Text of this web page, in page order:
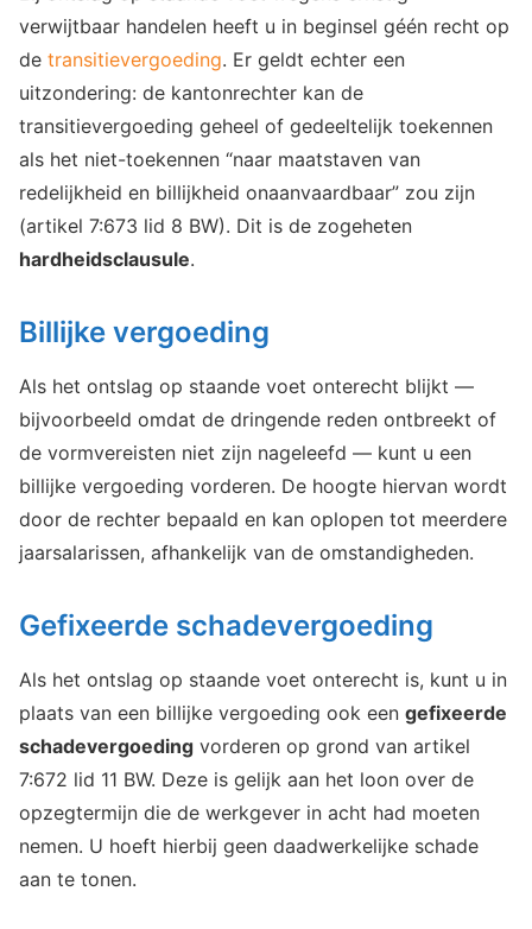
verwijtbaar handelen heeft u in beginsel géén recht op
de transitievergoeding. Er geldt echter een
uitzondering: de kantonrechter kan de
transitievergoeding geheel of gedeeltelijk toekennen
als het niet-toekennen “naar maatstaven van
redelijkheid en billijkheid onaanvaardbaar” zou zijn
(artikel 7:673 lid 8 BW). Dit is de zogeheten
hardheidsclausule.
Billijke vergoeding
Als het ontslag op staande voet onterecht blijkt —
bijvoorbeeld omdat de dringende reden ontbreekt of
de vormvereisten niet zijn nageleefd — kunt u een
billijke vergoeding vorderen. De hoogte hiervan wordt
door de rechter bepaald en kan oplopen tot meerdere
jaarsalarissen, afhankelijk van de omstandigheden.
Gefixeerde schadevergoeding
Als het ontslag op staande voet onterecht is, kunt u in
plaats van een billijke vergoeding ook een gefixeerde
schadevergoeding vorderen op grond van artikel
7:672 lid 11 BW. Deze is gelijk aan het loon over de
opzegtermijn die de werkgever in acht had moeten
nemen. U hoeft hierbij geen daadwerkelijke schade
aan te tonen.